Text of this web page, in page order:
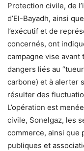
Protection civile, de
d’El-Bayadh, ainsi
l’exécutif et de
concernés, ont
campagne vise
dangers liés au
carbone) et à alerter
résulter des
L’opération est
civile, Sonelgaz, les
commerce, ainsi que
publiques et